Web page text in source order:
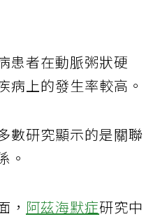
患者在動脈粥狀硬
病上的發生率較高。
數研究顯示的是關聯
。
， 阿茲海默症研究中